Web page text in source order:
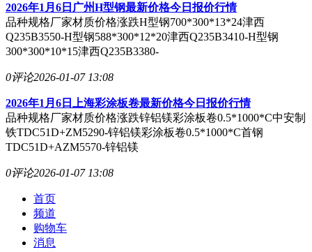
2026年1月6日广州H型钢最新价格今日报价行情
品种规格厂家材质价格涨跌H型钢700*300*13*24津西
Q235B3550-H型钢588*300*12*20津西Q235B3410-H型钢
300*300*10*15津西Q235B3380-
0评论2026-01-07 13:08
2026年1月6日上海彩涂板卷最新价格今日报价行情
品种规格厂家材质价格涨跌锌铝镁彩涂板卷0.5*1000*C中安制
铁TDC51D+ZM5290-锌铝镁彩涂板卷0.5*1000*C首钢
TDC51D+AZM5570-锌铝镁
0评论2026-01-07 13:08
首页
频道
购物车
消息